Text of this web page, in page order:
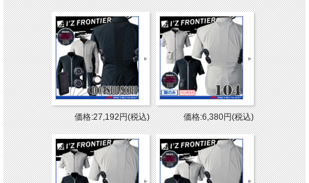
価格:27,192円(税込) 価格:6,380円(税込)